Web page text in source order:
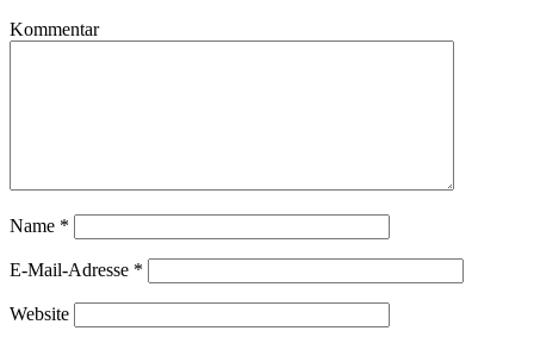
Kommentar
Name *
E-Mail-Adresse *
Website